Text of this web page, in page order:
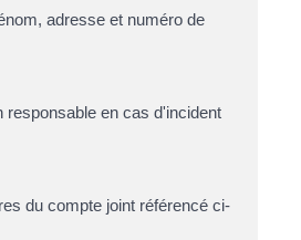
adresse et numéro de
responsable en cas d'incident
du compte joint référencé ci-